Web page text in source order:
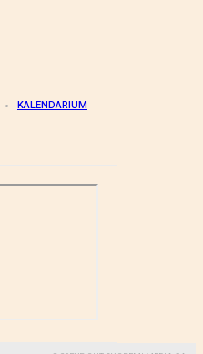
KALENDARIUM